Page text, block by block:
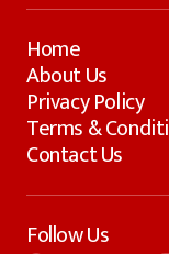
Home
About Us
Privacy Policy
Terms &
Contact Us
Follow Us